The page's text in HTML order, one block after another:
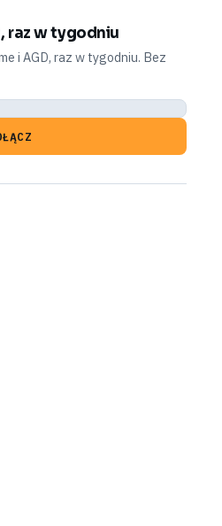
raz w tygodniu
i AGD, raz w tygodniu. Bez